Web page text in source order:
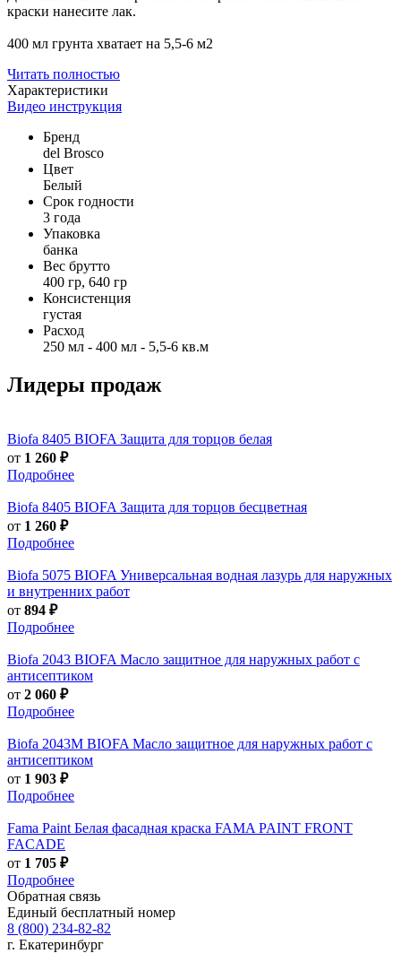
краски нанесите лак.
400 мл грунта хватает на 5,5-6 м2
Читать полностью
Характеристики
Видео инструкция
Бренд
del Brosco
Цвет
Белый
Срок годности
3 года
Упаковка
банка
Вес брутто
400 гр, 640 гр
Консистенция
густая
Расход
250 мл - 400 мл - 5,5-6 кв.м
Лидеры продаж
Biofa 8405 BIOFA Защита для торцов белая
от 1 260 ₽
Подробнее
Biofa 8405 BIOFA Защита для торцов бесцветная
от 1 260 ₽
Подробнее
Biofa 5075 BIOFA Универсальная водная лазурь для наружных
и внутренних работ
от 894 ₽
Подробнее
Biofa 2043 BIOFA Масло защитное для наружных работ с
антисептиком
от 2 060 ₽
Подробнее
Biofa 2043M BIOFA Масло защитное для наружных работ с
антисептиком
от 1 903 ₽
Подробнее
Fama Paint Белая фасадная краска FAMA PAINT FRONT
FACADE
от 1 705 ₽
Подробнее
Обратная связь
Единый бесплатный номер
8 (800) 234-82-82
г. Екатеринбург